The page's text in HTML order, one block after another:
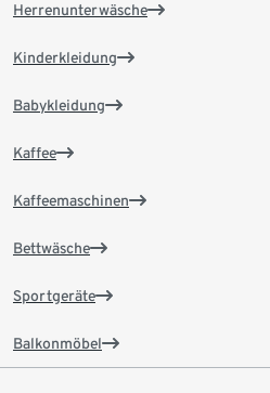
Herrenunterwäsche
Kinderkleidung
Babykleidung
Kaffee
Kaffeemaschinen
Bettwäsche
Sportgeräte
Balkonmöbel